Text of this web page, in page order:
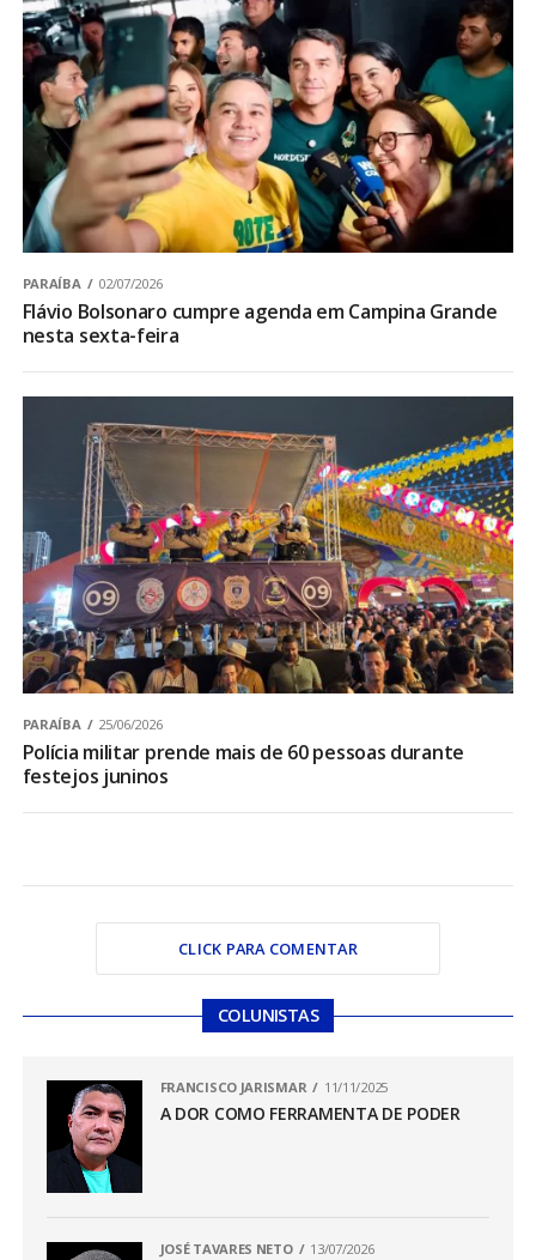
PARAÍBA 02/07/2026
Flávio Bolsonaro cumpre agenda em Campina Grande
nesta sexta-feira
PARAÍBA 25/06/2026
Polícia militar prende mais de 60 pessoas durante
festejos juninos
CLICK PARA COMENTAR
COLUNISTAS
FRANCISCO JARISMAR 11/11/2025
A DOR COMO FERRAMENTA DE PODER
JOSÉ TAVARES NETO 13/07/2026